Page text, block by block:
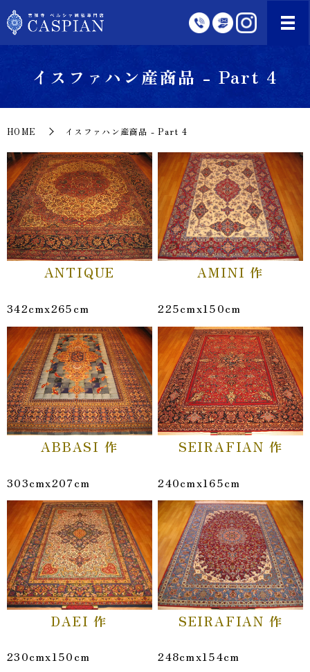
イスファハン産商品 - Part 4
HOME イスファハン産商品 - Part 4
ANTIQUE
342cmx265cm
AMINI 作
225cmx150cm
ABBASI 作
303cmx207cm
SEIRAFIAN 作
240cmx165cm
DAEI 作
230cmx150cm
SEIRAFIAN 作
248cmx154cm